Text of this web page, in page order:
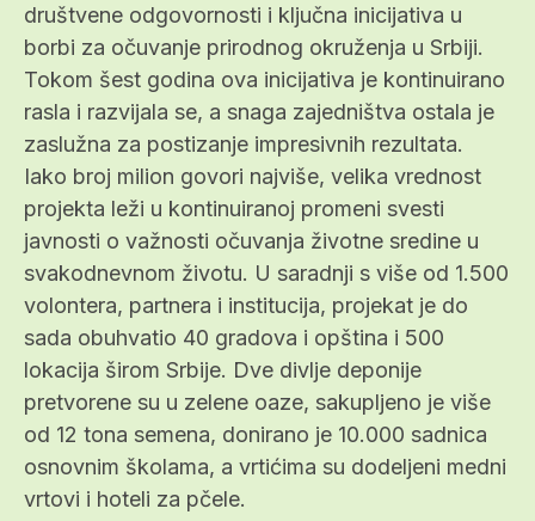
društvene odgovornosti i ključna inicijativa u
borbi za očuvanje prirodnog okruženja u Srbiji.
Tokom šest godina ova inicijativa je kontinuirano
rasla i razvijala se, a snaga zajedništva ostala je
zaslužna za postizanje impresivnih rezultata.
Iako broj milion govori najviše, velika vrednost
projekta leži u kontinuiranoj promeni svesti
javnosti o važnosti očuvanja životne sredine u
svakodnevnom životu. U saradnji s više od 1.500
volontera, partnera i institucija, projekat je do
sada obuhvatio 40 gradova i opština i 500
lokacija širom Srbije. Dve divlje deponije
pretvorene su u zelene oaze, sakupljeno je više
od 12 tona semena, donirano je 10.000 sadnica
osnovnim školama, a vrtićima su dodeljeni medni
vrtovi i hoteli za pčele.